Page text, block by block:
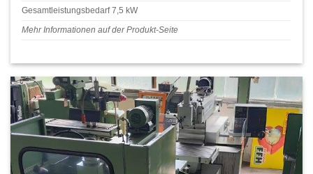
Gesamtleistungsbedarf 7,5 kW
Mehr Informationen auf der Produkt-Seite